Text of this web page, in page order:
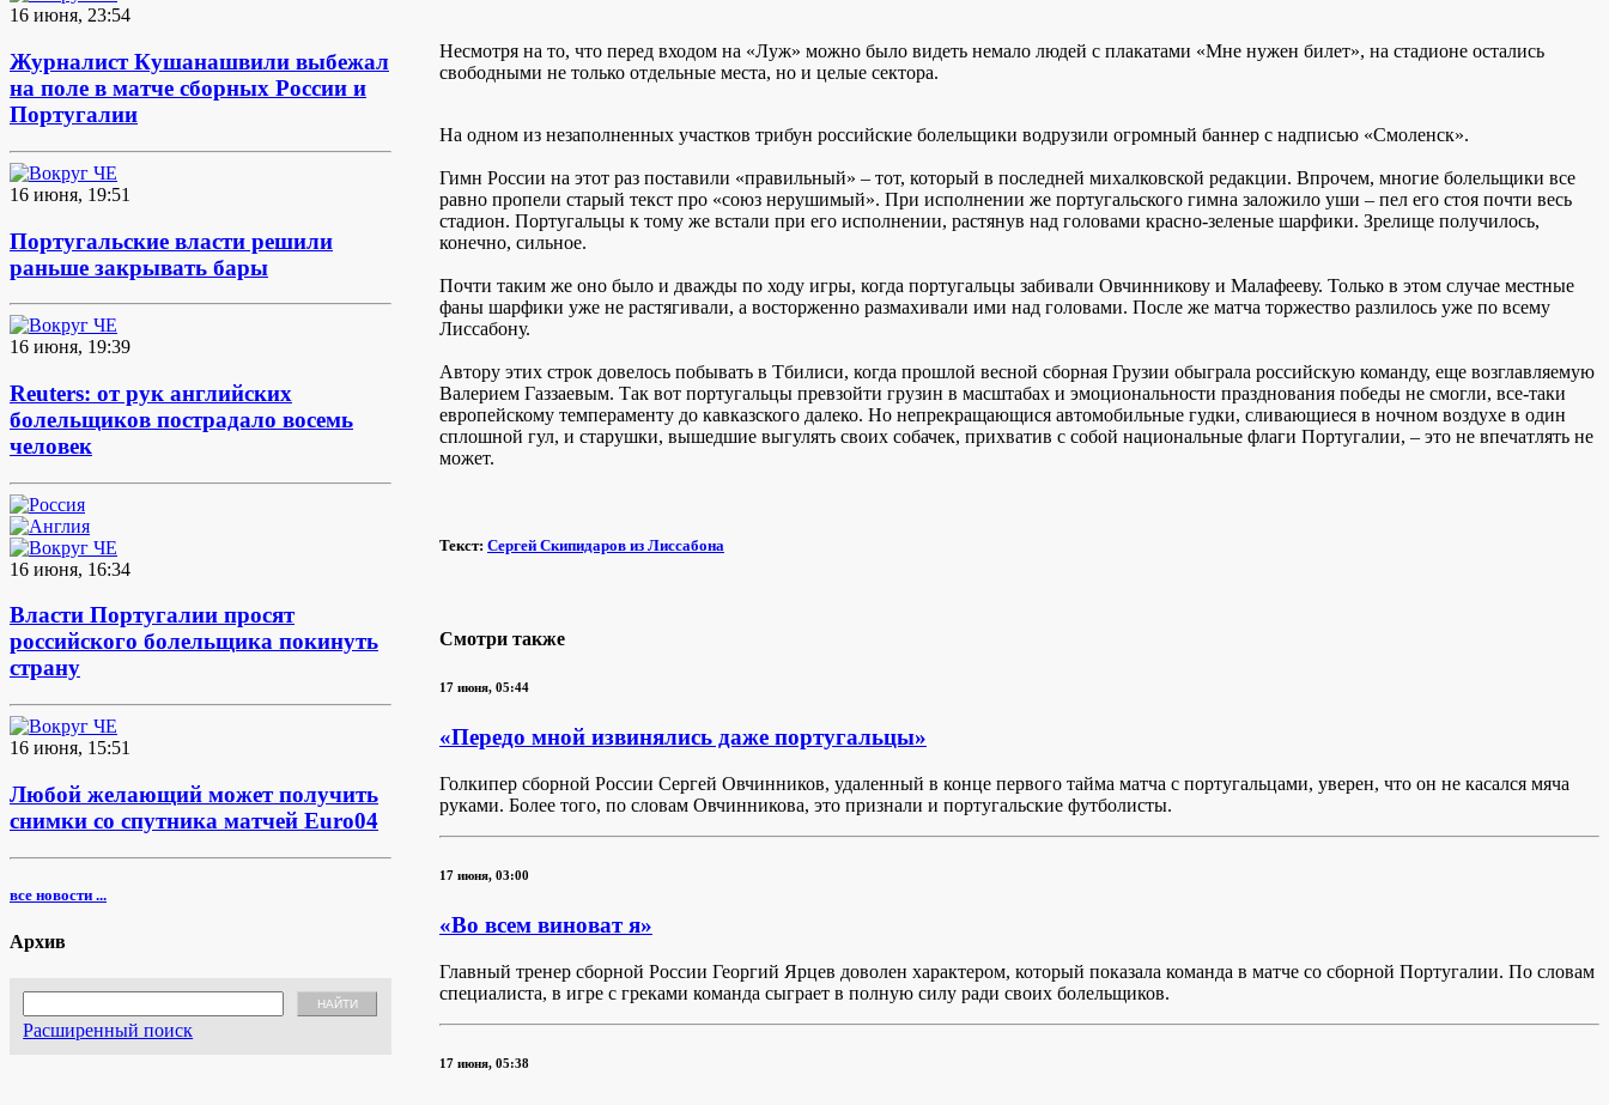
16 июня, 23:54
Журналист Кушанашвили выбежал
на поле в матче сборных России и
Португалии
16 июня, 19:51
Португальские власти решили
раньше закрывать бары
16 июня, 19:39
Reuters: от рук английских
болельщиков пострадало восемь
человек
16 июня, 16:34
Власти Португалии просят
российского болельщика покинуть
страну
16 июня, 15:51
Любой желающий может получить
снимки со спутника матчей Euro04
все новости ...
Архив
Расширенный поиск
Несмотря на то, что перед входом на «Луж» можно было видеть немало людей с плакатами «Мне нужен билет», на стадионе остались
свободными не только отдельные места, но и целые сектора.
На одном из незаполненных участков трибун российские болельщики водрузили огромный баннер с надписью «Смоленск».
Гимн России на этот раз поставили «правильный» – тот, который в последней михалковской редакции. Впрочем, многие болельщики все
равно пропели старый текст про «союз нерушимый». При исполнении же португальского гимна заложило уши – пел его стоя почти весь
стадион. Португальцы к тому же встали при его исполнении, растянув над головами красно-зеленые шарфики. Зрелище получилось,
конечно, сильное.
Почти таким же оно было и дважды по ходу игры, когда португальцы забивали Овчинникову и Малафееву. Только в этом случае местные
фаны шарфики уже не растягивали, а восторженно размахивали ими над головами. После же матча торжество разлилось уже по всему
Лиссабону.
Автору этих строк довелось побывать в Тбилиси, когда прошлой весной сборная Грузии обыграла российскую команду, еще возглавляемую
Валерием Газзаевым. Так вот португальцы превзойти грузин в масштабах и эмоциональности празднования победы не смогли, все-таки
европейскому темпераменту до кавказского далеко. Но непрекращающися автомобильные гудки, сливающиеся в ночном воздухе в один
сплошной гул, и старушки, вышедшие выгулять своих собачек, прихватив с собой национальные флаги Португалии, – это не впечатлять не
может.
Текст: Сергей Скипидаров из Лиссабона
Смотри также
17 июня, 05:44
«Передо мной извинялись даже португальцы»
Голкипер сборной России Сергей Овчинников, удаленный в конце первого тайма матча с португальцами, уверен, что он не касался мяча
руками. Более того, по словам Овчинникова, это признали и португальские футболисты.
17 июня, 03:00
«Во всем виноват я»
Главный тренер сборной России Георгий Ярцев доволен характером, который показала команда в матче со сборной Португалии. По словам
специалиста, в игре с греками команда сыграет в полную силу ради своих болельщиков.
17 июня, 05:38